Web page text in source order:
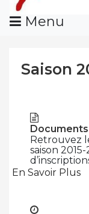
Menu
Saison
Documents
Retrouvez
saison
En Savoir Plus